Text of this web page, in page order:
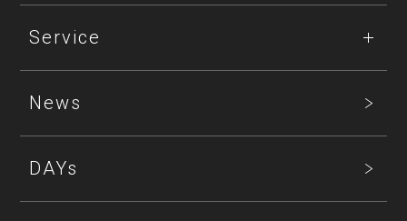
Service
News
DAYs